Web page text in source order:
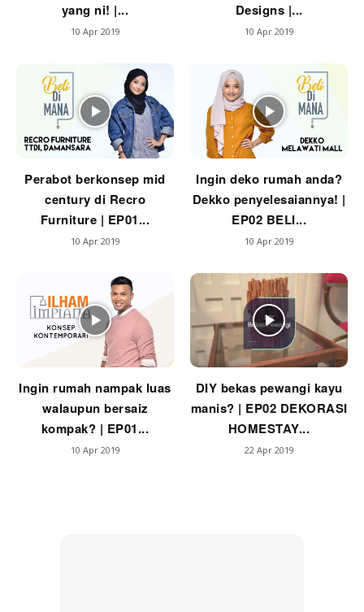
Ilham Impiana 360
Ilham Impiana Inspirasi Selebriti
Casa Impiana
Impiana MakeOver
Lahar Dekor
Sembang Dekor
Sembang Laman
Tip Impiana
Tip Laman
Hub Ideaktiv
yang ni! |...
10 Apr 2019
Designs |...
10 Apr 2019
Perabot berkonsep mid
century di Recro
Furniture | EP01...
10 Apr 2019
Ingin deko rumah anda?
Dekko penyelesaiannya! |
EP02 BELI...
10 Apr 2019
Ingin rumah nampak luas
walaupun bersaiz
kompak? | EP01...
10 Apr 2019
DIY bekas pewangi kayu
manis? | EP02 DEKORASI
HOMESTAY...
22 Apr 2019